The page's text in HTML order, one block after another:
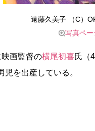
遠藤久美子 （C）
写真ペー
画監督の横尾初喜氏（
を出産している。